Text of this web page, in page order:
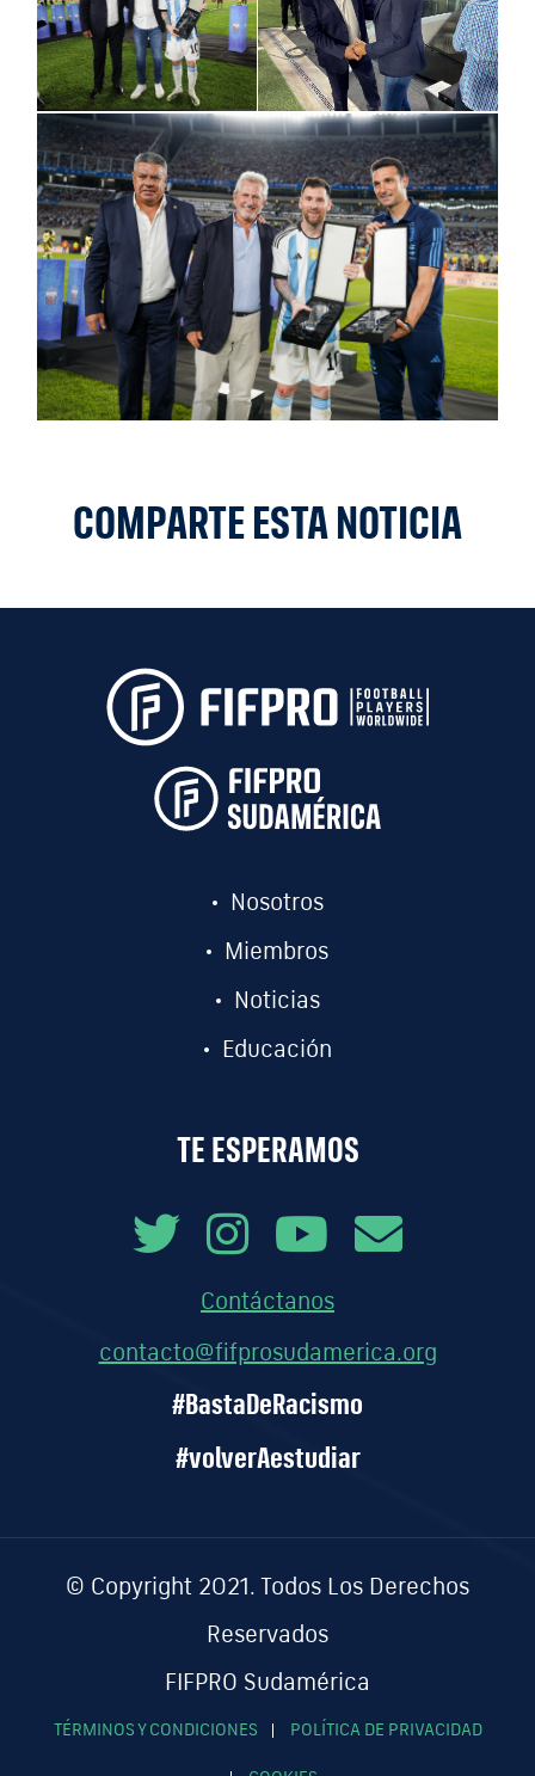
COMPARTE ESTA NOTICIA
Nosotros
Miembros
Noticias
Educación
TE ESPERAMOS
Contáctanos
contacto@fifprosudamerica.org
#BastaDeRacismo
#volverAestudiar
© Copyright 2021. Todos Los Derechos
Reservados
FIFPRO Sudamérica
TÉRMINOS Y CONDICIONES POLÍTICA DE PRIVACIDAD